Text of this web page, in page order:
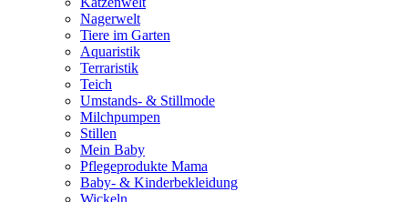
Nagerwelt
Tiere im Garten
Aquaristik
Terraristik
Teich
Umstands- & Stillmode
Milchpumpen
Stillen
Mein Baby
Pflegeprodukte Mama
Baby- & Kinderbekleidung
Wickeln